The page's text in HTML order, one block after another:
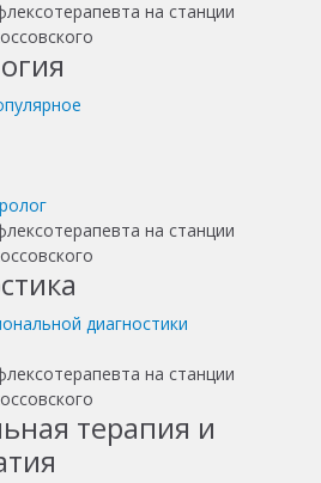
диагностики
терапия и